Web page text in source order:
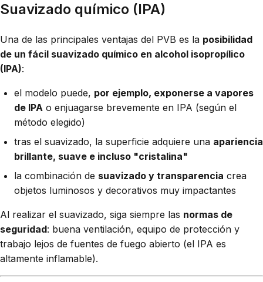
Suavizado químico (IPA)
Una de las principales ventajas del PVB es la posibilidad
de un fácil suavizado químico en alcohol isopropílico
(IPA):
el modelo puede, por ejemplo, exponerse a vapores
de IPA o enjuagarse brevemente en IPA (según el
método elegido)
tras el suavizado, la superficie adquiere una apariencia
brillante, suave e incluso "cristalina"
la combinación de suavizado y transparencia crea
objetos luminosos y decorativos muy impactantes
Al realizar el suavizado, siga siempre las normas de
seguridad: buena ventilación, equipo de protección y
trabajo lejos de fuentes de fuego abierto (el IPA es
altamente inflamable).